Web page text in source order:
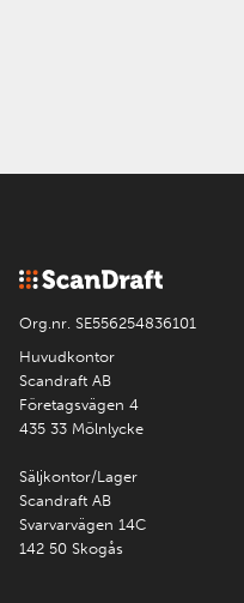
Org.nr. SE556254836101
Huvudkontor
Scandraft AB
Företagsvägen 4
435 33 Mölnlycke
Säljkontor/Lager
Scandraft AB
Svarvarvägen 14C
142 50 Skogås